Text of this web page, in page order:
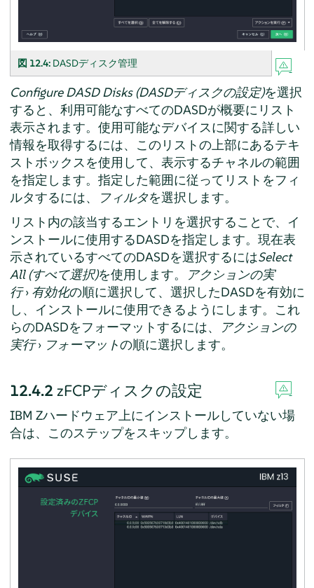
図 12.4: DASDディスク管理
Configure DASD Disks (DASDディスクの設定)を選択
すると、利用可能なすべてのDASDが概要にリスト
表示されます。使用可能なデバイスに関する詳しい
情報を取得するには、このリストの上部にあるテキ
ストボックスを使用して、表示するチャネルの範囲
を指定します。指定した範囲に従ってリストをフィ
ルタするには、
フィルタを選択します。
リスト内の該当するエントリを選択することで、イ
ンストールに使用するDASDを指定します。現在表
示されているすべてのDASDを選択するにはSelect
All (すべて選択)を使用します。
アクションの実
行› 有効化の順に選択して、選択したDASDを有効に
し、インストールに使用できるようにします。これ
らのDASDをフォーマットするには、
アクションの
実行› フォーマットの順に選択します。
12.4.2 zFCPディスクの設定
IBM Zハードウェア上にインストールしていない場
合は、このステップをスキップします。